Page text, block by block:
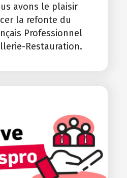
avons le plaisir
la refonte du
Professionnel
Restauration.